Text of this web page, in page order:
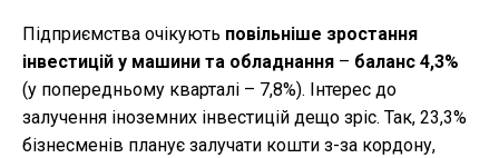
Підприємства очікують повільніше зростання
інвестицій у машини та обладнання – баланс 4,3%
(у попередньому кварталі – 7,8%). Інтерес до
залучення іноземних інвестицій дещо зріс. Так, 23,3%
бізнесменів планує залучати кошти з-за кордону,